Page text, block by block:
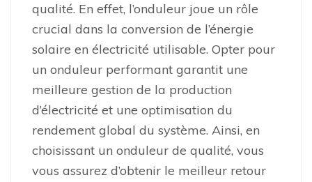
qualité. En effet, l’onduleur joue un rôle
crucial dans la conversion de l’énergie
solaire en électricité utilisable. Opter pour
un onduleur performant garantit une
meilleure gestion de la production
d’électricité et une optimisation du
rendement global du système. Ainsi, en
choisissant un onduleur de qualité, vous
vous assurez d’obtenir le meilleur retour